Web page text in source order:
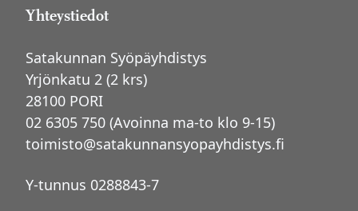
Yhteystiedot
Satakunnan Syöpäyhdistys
Yrjönkatu 2 (2 krs)
28100 PORI
02 6305 750 (Avoinna ma-to klo 9-15)
toimisto@satakunnansyopayhdistys.fi
Y-tunnus 0288843-7